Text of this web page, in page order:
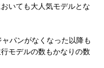
いても大人気モデルとな
パンがなくなった以降も
モデルの数もかなりの数